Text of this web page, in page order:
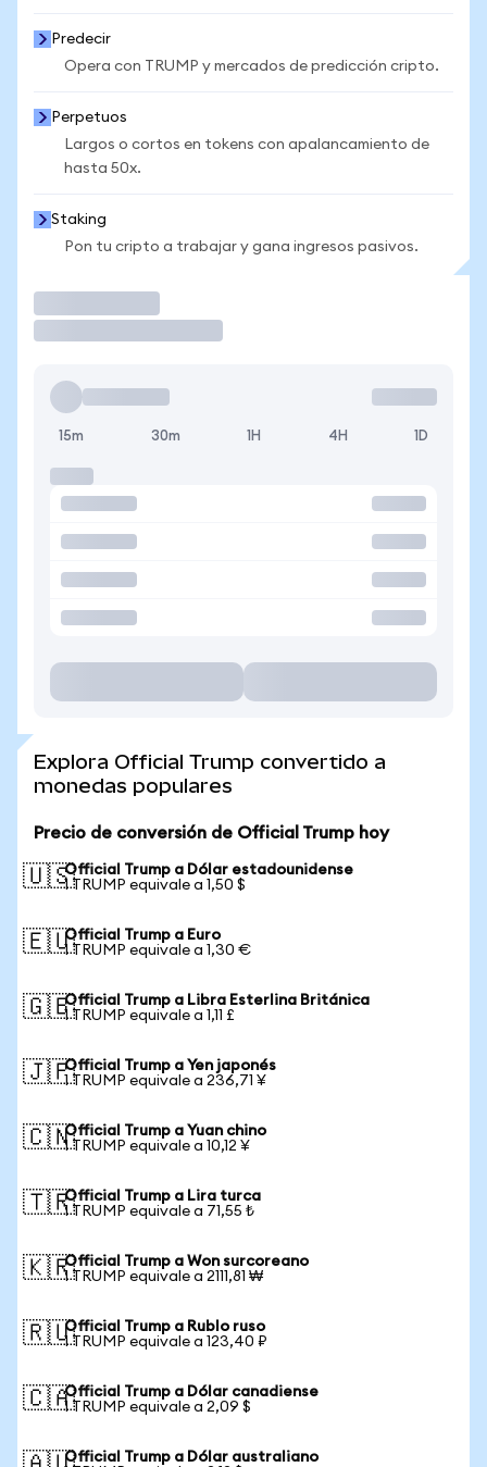
Predecir
Opera con TRUMP y mercados de predicción cripto.
Perpetuos
Largos o cortos en tokens con apalancamiento de
hasta 50x.
Staking
Pon tu cripto a trabajar y gana ingresos pasivos.
15m 30m 1H 4H 1D
Explora Official Trump convertido a
monedas populares
Precio de conversión de Official Trump hoy
🇺🇸Official Trump a Dólar estadounidense
1 TRUMP equivale a 1,50 $
🇪🇺Official Trump a Euro
1 TRUMP equivale a 1,30 €
🇬🇧Official Trump a Libra Esterlina Británica
1 TRUMP equivale a 1,11 £
🇯🇵Official Trump a Yen japonés
1 TRUMP equivale a 236,71 ¥
🇨🇳Official Trump a Yuan chino
1 TRUMP equivale a 10,12 ¥
🇹🇷Official Trump a Lira turca
1 TRUMP equivale a 71,55 ₺
🇰🇷Official Trump a Won surcoreano
1 TRUMP equivale a 2111,81 ₩
🇷🇺Official Trump a Rublo ruso
1 TRUMP equivale a 123,40 ₽
🇨🇦Official Trump a Dólar canadiense
1 TRUMP equivale a 2,09 $
Official Trump a Dólar australiano